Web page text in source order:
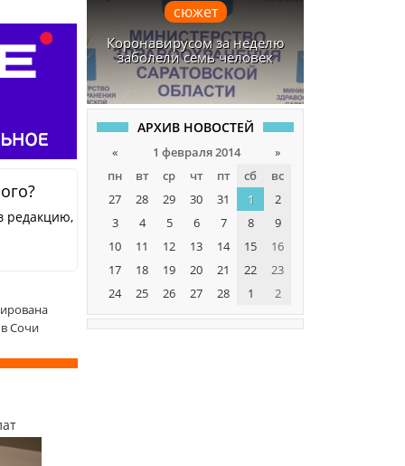
редакцию,
Сочи
сюжет
Коронавирусом за неделю
заболели семь человек
АРХИВ НОВОСТЕЙ
« 1 февраля 2014
»
пн
вт ср чт пт сб
вс
27
28 29 30 31 1
2
3
4 5 6 7 8
9
10
11 12 13 14 15
16
17
18 19 20 21 22
23
24
25 26 27 28 1 2